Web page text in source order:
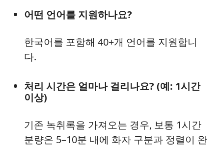
어떤 언어를 지원하나요?
한국어를 포함해 40+개 언어를 지원합니
다.
처리 시간은 얼마나 걸리나요? (예: 1시간
이상)
기존 녹취록을 가져오는 경우, 보통 1시간
분량은 5–10분 내에 화자 구분과 정렬이 완